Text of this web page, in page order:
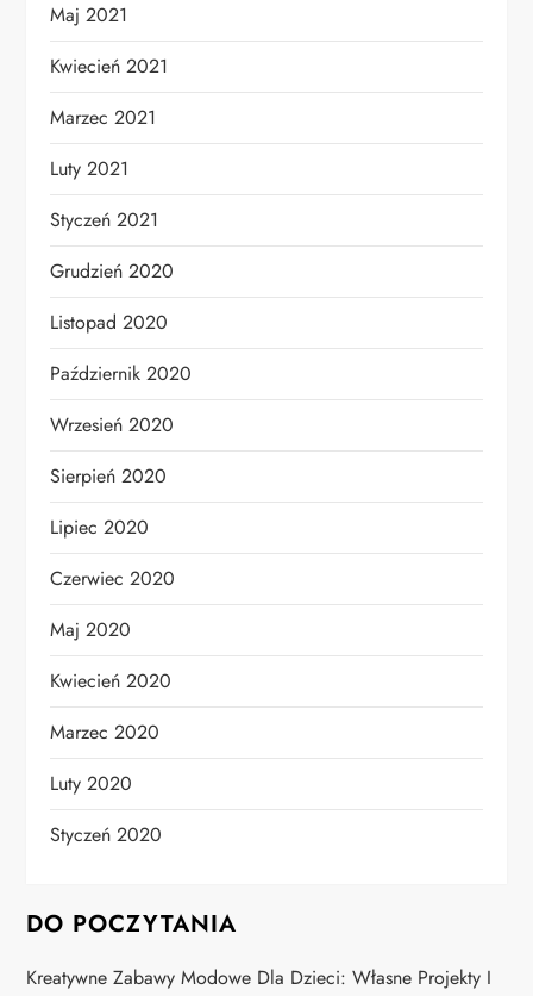
Maj 2021
Kwiecień 2021
Marzec 2021
Luty 2021
Styczeń 2021
Grudzień 2020
Listopad 2020
Październik 2020
Wrzesień 2020
Sierpień 2020
Lipiec 2020
Czerwiec 2020
Maj 2020
Kwiecień 2020
Marzec 2020
Luty 2020
Styczeń 2020
DO POCZYTANIA
Kreatywne Zabawy Modowe Dla Dzieci: Własne Projekty I